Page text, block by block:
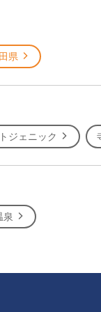
県
ジェニック
泉